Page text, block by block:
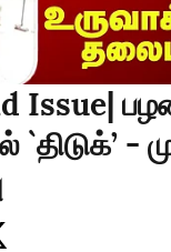
Issue|
`திடுக்’ -